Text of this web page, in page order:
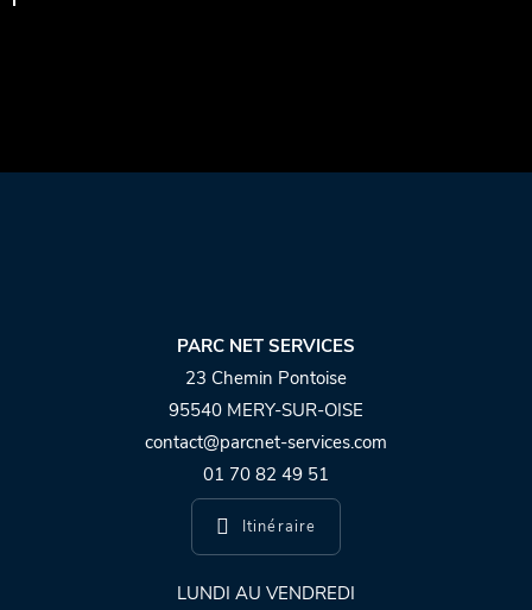
PARC NET SERVICES
23 Chemin Pontoise
95540 MERY-SUR-OISE
contact@parcnet-services.com
01 70 82 49 51
Itinéraire
LUNDI AU VENDREDI